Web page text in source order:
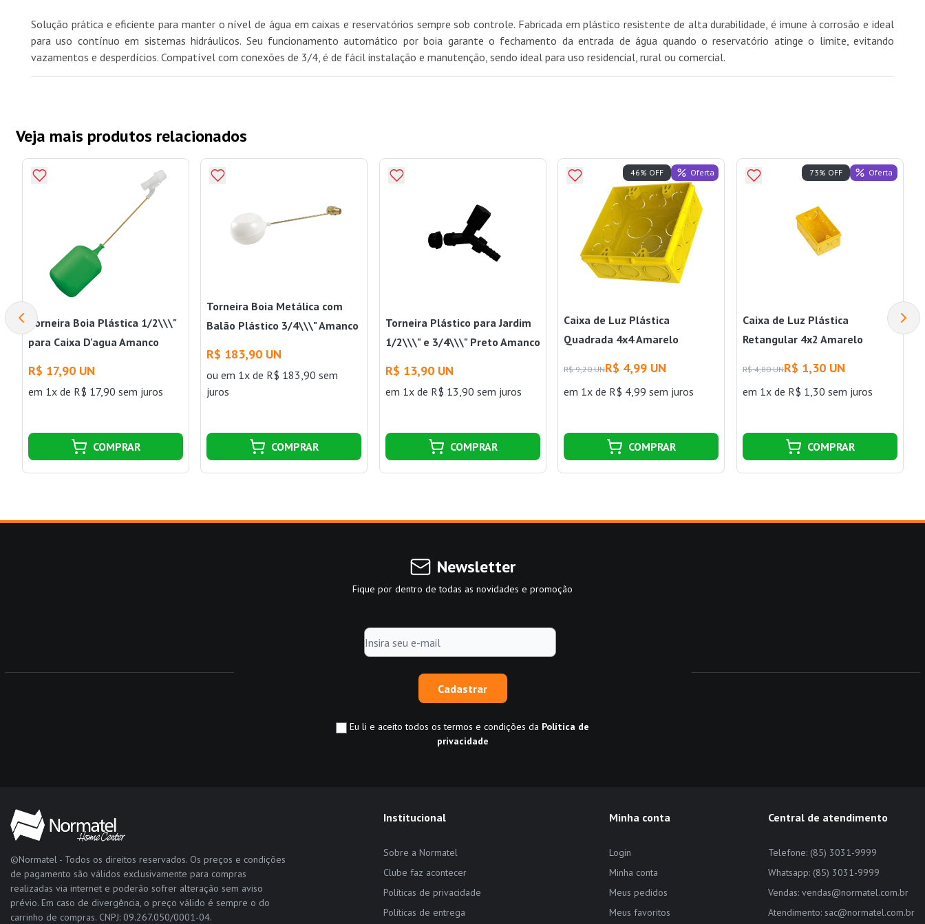
Solução prática e eficiente para manter o nível de água em caixas e reservatórios sempre sob controle. Fabricada em plástico resistente de alta durabilidade, é imune à corrosão e ideal
para uso contínuo em sistemas hidráulicos. Seu funcionamento automático por boia garante o fechamento da entrada de água quando o reservatório atinge o limite, evitando
vazamentos e desperdícios. Compatível com conexões de 3/4, é de fácil instalação e manutenção, sendo ideal para uso residencial, rural ou comercial.
Veja mais produtos relacionados
Torneira Boia Plástica 1/2\\\"
para Caixa D'agua Amanco
R$ 17,90 UN
em 1x de R$ 17,90 sem juros
COMPRAR
Torneira Boia Metálica com
Balão Plástico 3/4\\\" Amanco
R$ 183,90 UN
ouem 1x de R$ 183,90 sem
juros
COMPRAR
Torneira Plástico para Jardim
1/2\\\" e 3/4\\\" Preto Amanco
R$ 13,90 UN
em 1x de R$ 13,90 sem juros
COMPRAR
Caixa de Luz Plástica
Quadrada 4x4 Amarelo
R$ 9,20 UNR$ 4,99 UN
em 1x de R$ 4,99 sem juros
46% OFF Oferta
COMPRAR
Caixa de Luz Plástica
Retangular 4x2 Amarelo
R$ 4,80 UNR$ 1,30 UN
em 1x de R$ 1,30 sem juros
73% OFF Oferta
COMPRAR
Newsletter
Fique por dentro de todas as novidades e promoção
Cadastrar
Eu li e aceito todos os termos e condições da Política de
privacidade
©Normatel - Todos os direitos reservados. Os preços e condições
de pagamento são válidos exclusivamente para compras
realizadas via internet e poderão sofrer alteração sem aviso
prévio. Em caso de divergência, o preço válido é sempre o do
carrinho de compras. CNPJ: 09.267.050/0001-04.
Institucional
Sobre a Normatel
Clube faz acontecer
Políticas de privacidade
Políticas de entrega
Minha conta
Login
Minha conta
Meus pedidos
Meus favoritos
Central de atendimento
Telefone: (85) 3031-9999
Whatsapp: (85) 3031-9999
Vendas: vendas@normatel.com.br
Atendimento: sac@normatel.com.br